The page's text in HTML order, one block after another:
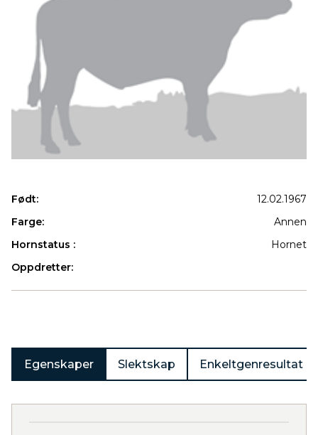
Født:
12.02.1967
Farge:
Annen
Hornstatus :
Hornet
Oppdretter:
Egenskaper Slektskap Enkeltgenresultat